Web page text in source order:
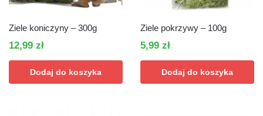
Ziele koniczyny – 300g
12,99 zł
Dodaj do koszyka
Ziele pokrzywy – 100g
5,99 zł
Dodaj do koszyka